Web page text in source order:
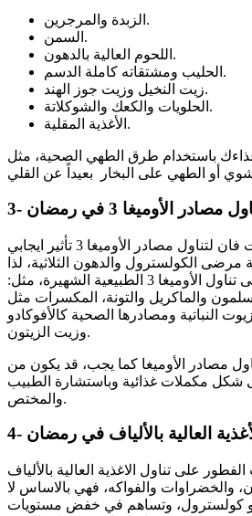
الزبدة والمرجرين.
السمن.
اللحوم العالية بالدهون.
الحليب ومشتقاته كاملة الدسم.
زيت النخيل وزيت جوز الهند.
الحلويات والكعك والشوكلاتة.
الأغذية المقلية.
باستخدام طرق الطهي الصحية، مثل
مصادر الأوميغا 3 في رمضان
بحسب ما بينت الدراسات فان لتناول مصادر الأوميغا 3 تأثير ايجابي
الكولسترول والدهون الثلاثية، لذا
ننصحكم بالإقبال على تناول الأوميغا 3 الطبيعية الشهيرة، مثل:
والماكريل والتونة، المكسرات مثل
النباتية ومصادرها الصحية كالأفوكادو
وزيت الزيتون.
مصادر الأوميغا كما يجب، قد يكون من
شكل مكملات غذائية وباستشارة الطبيب
والمختص.
العالية بالألياف في رمضان
على تناول الاغذية العالية بالألياف
والخضراوات والفواكه، فهي بالاساس لا
كولسترول، وتساهم في خفض مستويات